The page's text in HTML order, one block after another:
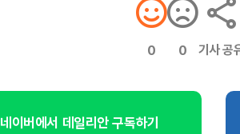
0 0 기사 공
네이버에서 데일리안 구독하기